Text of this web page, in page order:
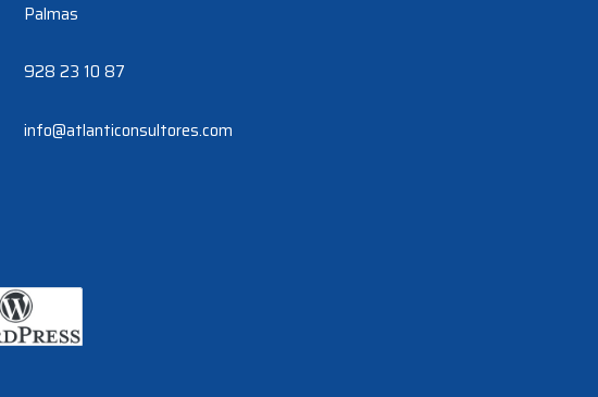
Palmas
928 23 10 87
info@atlanticonsultores.com